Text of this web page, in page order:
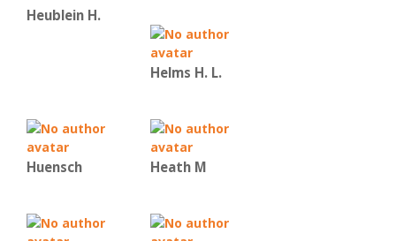
Heublein H.
Helms H. L.
Huensch Heath M